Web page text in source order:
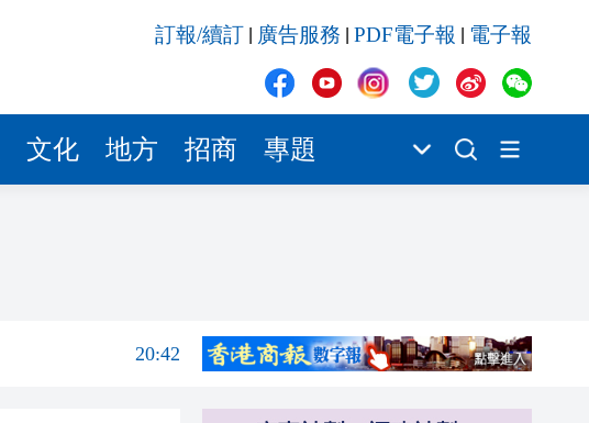
訂報/續訂 廣告服務 PDF電子報 電子報
文化 地方 招商 專題
20:42
20:40
20:42